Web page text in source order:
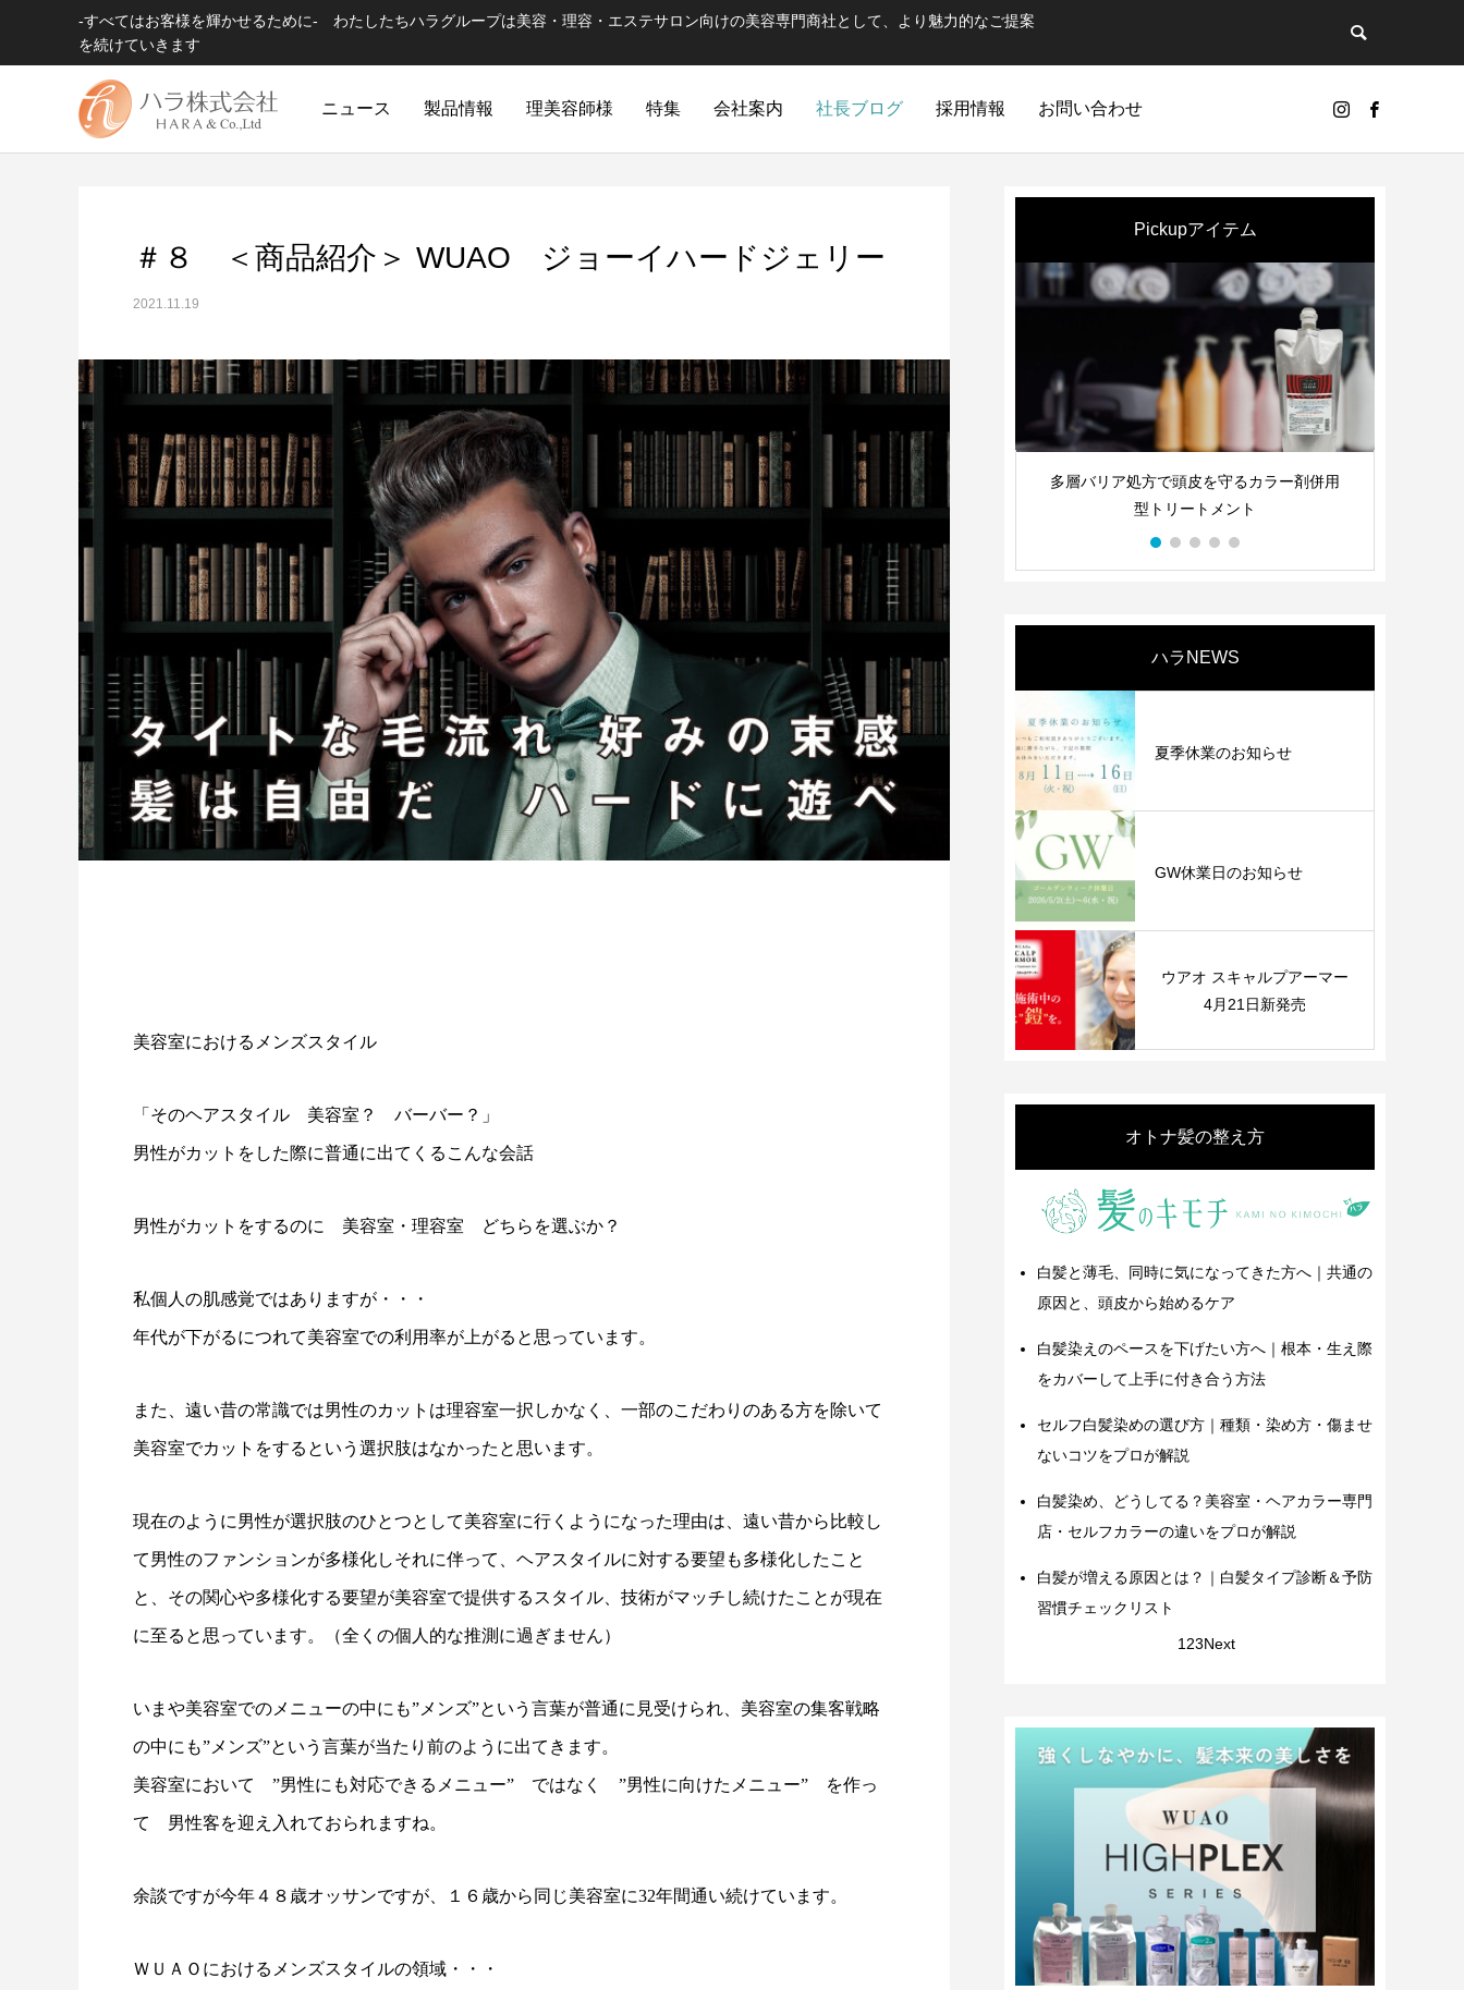
-すべてはお客様を輝かせるために- わたしたちハラグループは美容・理容・エステサロン向けの美容専門商社として、より魅力的なご提案
を続けていきます
ニュース 製品情報 理美容師様 特集 会社案内 社長ブログ 採用情報 お問い合わせ
WUAO
ハラグループオリジナルブランド
驚きや喜びの声、それを耳にした私たちの感動を
「ウアオ！」という感嘆の言葉に込めてネーミングしました。
ULTRAMAGIC
ハラグループの出発ブランドのひとつ…
見てわかる・触ってわかる・使ってわかる等、
面白さを追求し作られたブランド商品です。
＃８ ＜商品紹介＞ WUAO ジョーイハードジェリー
2021.11.19
美容室におけるメンズスタイル
「そのヘアスタイル 美容室？ バーバー？」
男性がカットをした際に普通に出てくるこんな会話
男性がカットをするのに 美容室・理容室 どちらを選ぶか？
私個人の肌感覚ではありますが・・・
年代が下がるにつれて美容室での利用率が上がると思っています。
また、遠い昔の常識では男性のカットは理容室一択しかなく、一部のこだわりのある方を除いて
美容室でカットをするという選択肢はなかったと思います。
現在のように男性が選択肢のひとつとして美容室に行くようになった理由は、遠い昔から比較し
て男性のファンションが多様化しそれに伴って、ヘアスタイルに対する要望も多様化したこと
と、その関心や多様化する要望が美容室で提供するスタイル、技術がマッチし続けたことが現在
に至ると思っています。（全くの個人的な推測に過ぎません）
いまや美容室でのメニューの中にも”メンズ”という言葉が普通に見受けられ、美容室の集客戦略
の中にも”メンズ”という言葉が当たり前のように出てきます。
美容室において ”男性にも対応できるメニュー” ではなく ”男性に向けたメニュー” を作っ
て 男性客を迎え入れておられますね。
余談ですが今年４８歳オッサンですが、１６歳から同じ美容室に32年間通い続けています。
ＷＵＡＯにおけるメンズスタイルの領域・・・
Pickupアイテム
時間・染着・コスト 三拍子揃った高品質
酸性カラー
多層バリア処方で頭皮を守るカラー剤併用
型トリートメント
ハラNEWS
夏季休業のお知らせ
GW休業日のお知らせ
ウアオ スキャルプアーマー
4月21日新発売
オトナ髪の整え方
白髪と薄毛、同時に気になってきた方へ｜共通の
原因と、頭皮から始めるケア
白髪染えのペースを下げたい方へ｜根本・生え際
をカバーして上手に付き合う方法
セルフ白髪染めの選び方｜種類・染め方・傷ませ
ないコツをプロが解説
白髪染め、どうしてる？美容室・ヘアカラー専門
店・セルフカラーの違いをプロが解説
白髪が増える原因とは？｜白髪タイプ診断＆予防
習慣チェックリスト
123Next